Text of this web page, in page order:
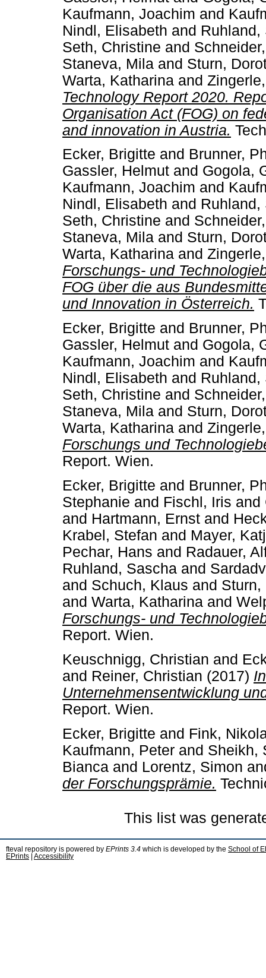
Kaufmann, Joachim and
Nindl, Elisabeth and Ruhland,
Seth, Christine and
Staneva, Mila and Sturn,
Warta, Katharina and
Technology Report 2020.
Organisation Act (FOG) on
and innovation in Austria.
Ecker, Brigitte and Brunner,
Gassler, Helmut and Gogola,
Kaufmann, Joachim and
Nindl, Elisabeth and Ruhland,
Seth, Christine and
Staneva, Mila and Sturn,
Warta, Katharina and
Forschungs- und
FOG über die aus
und Innovation in Österreich.
Ecker, Brigitte and Brunner,
Gassler, Helmut and Gogola,
Kaufmann, Joachim and
Nindl, Elisabeth and Ruhland,
Seth, Christine and
Staneva, Mila and Sturn,
Warta, Katharina and
Forschungs­ und
Report. Wien.
Ecker, Brigitte and Brunner,
Stephanie and Fischl, Iris and
and Hartmann, Ernst and
Krabel, Stefan and Mayer,
Pechar, Hans and Radauer,
Ruhland, Sascha and
and Schuch, Klaus and Sturn,
and Warta, Katharina and
Forschungs- und
Report. Wien.
Keuschnigg, Christian and
and Reiner, Christian (2017)
Unternehmensentwicklung
Report. Wien.
Ecker, Brigitte and Fink,
Kaufmann, Peter and Sheikh,
Bianca and Lorentz, Simon
der Forschungsprämie.
This list was
fteval repository is powered by EPrints 3.4 which is developed by the School of
EPrints
Accessibility